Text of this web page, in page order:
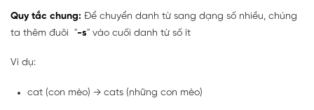
Quy tắc chung: Để chuyển danh từ sang dạng số nhiều, chúng
ta thêm đuôi "-s" vào cuối danh từ số ít
Ví dụ:
cat (con mèo) → cats (những con mèo)